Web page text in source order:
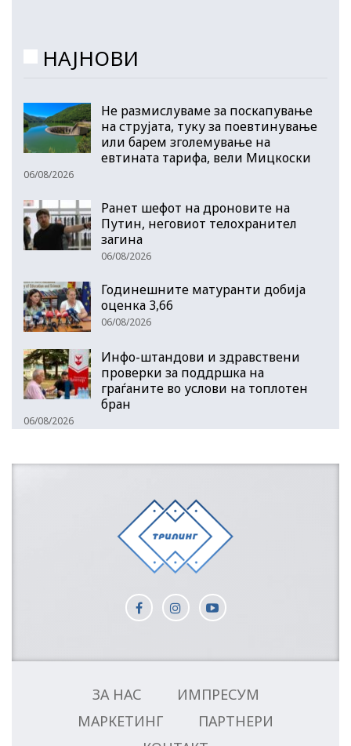
НАЈНОВИ
Не размислуваме за поскапување
на струјата, туку за поевтинување
или барем зголемување на
евтината тарифа, вели Мицкоски
06/08/2026
Ранет шефот на дроновите на
Путин, неговиот телохранител
загина
06/08/2026
Годинешните матуранти добија
оценка 3,66
06/08/2026
Инфо-штандови и здравствени
проверки за поддршка на
граѓаните во услови на топлотен
бран
06/08/2026
ЗА НАС
ИМПРЕСУМ
МАРКЕТИНГ
ПАРТНЕРИ